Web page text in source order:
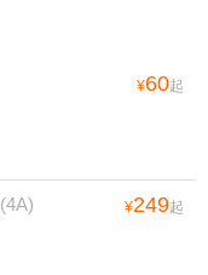
¥60起
(4A) ¥249起